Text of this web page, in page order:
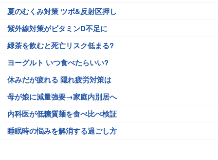
夏のむくみ対策 ツボ&反射区押し
紫外線対策がビタミンD不足に
緑茶を飲むと死亡リスク低まる?
ヨーグルト いつ食べたらいい?
休みだが疲れる 隠れ疲労対策は
母が娘に減量強要→家庭内別居へ
内科医が低糖質麺を食べ比べ検証
睡眠時の悩みを解消する過ごし方